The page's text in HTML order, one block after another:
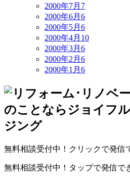
2000年7月 7
2000年6月 6
2000年5月 6
2000年4月 10
2000年3月 6
2000年2月 6
2000年1月 6
無料相談受付中！クリックで発信
無料相談受付中！タップで発信で